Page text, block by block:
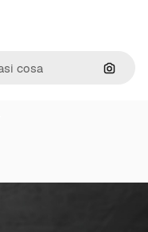
Cerca